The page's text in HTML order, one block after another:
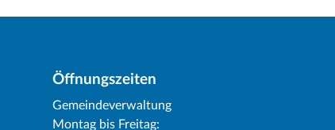
Öffnungszeiten
Gemeindeverwaltung
Montag bis Freitag: